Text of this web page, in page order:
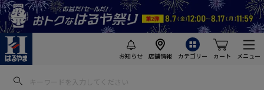
お知らせ 店舗情報 カテゴリー カート メニュー